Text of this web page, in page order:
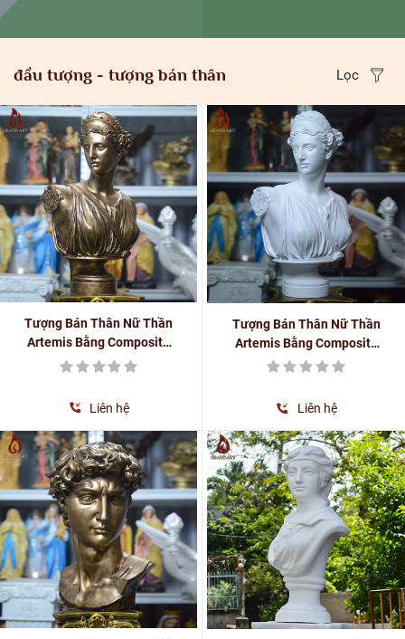
đầu tượng - tượng bán thân Lọc
Tượng Bán Thân Nữ Thần
Artemis Bằng Composite
Cao 55cm Màu Cổ Điển
Liên hệ
Tượng Bán Thân Nữ Thần
Artemis Bằng Composite
Cao 55cm Phong Cách
Đẹp
Liên hệ